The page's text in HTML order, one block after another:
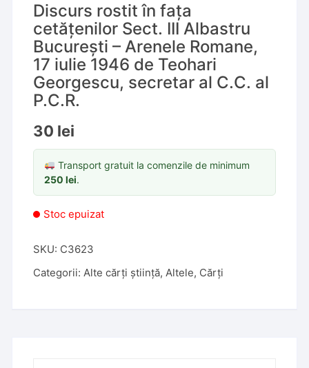
Discurs rostit în fața
cetățenilor Sect. III Albastru
București – Arenele Romane,
17 iulie 1946 de Teohari
Georgescu, secretar al C.C. al
P.C.R.
30 lei
Transport gratuit la comenzile de minimum
250lei.
Stoc epuizat
SKU: C3623
Categorii:Alte cărți știință,Altele, Cărți